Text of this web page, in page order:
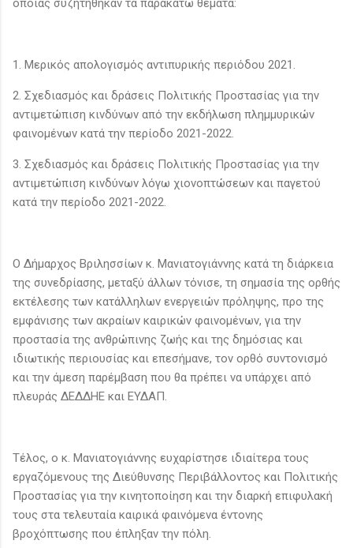
οποίας συζητήθηκαν τα παρακάτω θέματα:
1. Μερικός απολογισμός αντιπυρικής περιόδου 2021.
2. Σχεδιασμός και δράσεις Πολιτικής Προστασίας για την
αντιμετώπιση κινδύνων από την εκδήλωση πλημμυρικών
φαινομένων κατά την περίοδο 2021-2022.
3. Σχεδιασμός και δράσεις Πολιτικής Προστασίας για την
αντιμετώπιση κινδύνων λόγω χιονοπτώσεων και παγετού
κατά την περίοδο 2021-2022.
Ο Δήμαρχος Βριλησσίων κ. Μανιατογιάννης κατά τη διάρκεια
της συνεδρίασης, μεταξύ άλλων τόνισε, τη σημασία της ορθής
εκτέλεσης των κατάλληλων ενεργειών πρόληψης, προ της
εμφάνισης των ακραίων καιρικών φαινομένων, για την
προστασία της ανθρώπινης ζωής και της δημόσιας και
ιδιωτικής περιουσίας και επεσήμανε, τον ορθό συντονισμό
και την άμεση παρέμβαση που θα πρέπει να υπάρχει από
πλευράς ΔΕΔΔΗΕ και ΕΥΔΑΠ.
Τέλος, ο κ. Μανιατογιάννης ευχαρίστησε ιδιαίτερα τους
εργαζόμενους της Διεύθυνσης Περιβάλλοντος και Πολιτικής
Προστασίας για την κινητοποίηση και την διαρκή επιφυλακή
τους στα τελευταία καιρικά φαινόμενα έντονης
βροχόπτωσης που έπληξαν την πόλη.